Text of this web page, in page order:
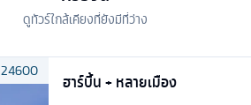
ดูทัวร์ใกล้เคียงที่ยังมีที่ว่าง
24600
ฮาร์บิ้น + หลายเมือง